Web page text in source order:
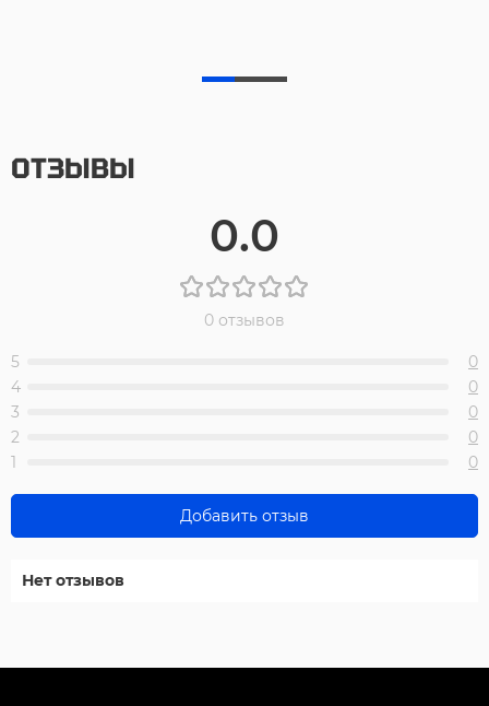
ОТЗЫВЫ
0.0
0 отзывов
5
0
4
0
3
0
2
0
1
0
Добавить отзыв
Нет отзывов